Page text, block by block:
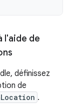
l'aide de
définissez
de
.